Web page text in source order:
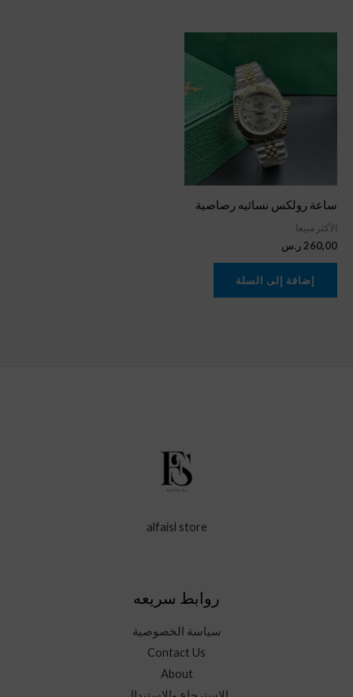
ساعة رولكس نسائيه رصاصية
الأكثر مبيعا
260,00 ر.س
إضافة إلى السلة
alfaisl store
روابط سريعه
سياسة الخصوصية
Contact Us
About